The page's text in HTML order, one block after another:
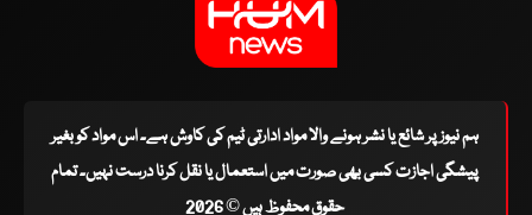
ہم نیوز پر شائع یا نشر ہونے والا مواد ادارتی ٹیم کی کاوش ہے۔ اس مواد کو بغیر
پیشگی اجازت کسی بھی صورت میں استعمال یا نقل کرنا درست نہیں۔ تمام
حقوق محفوظ ہیں © 2026